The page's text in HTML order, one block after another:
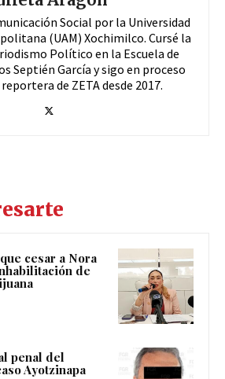
Social por la Universidad
(UAM) Xochimilco. Cursé la
Político en la Escuela de
Septién García y sigo en proceso
de ZETA desde 2017.
cesar a Nora
de
penal del
Ayotzinapa